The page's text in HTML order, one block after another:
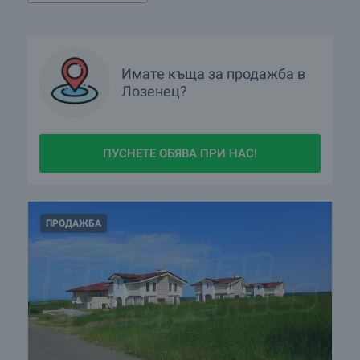
Какви луксозни имоти се предлагат в Лозенец?
Какви къщи се предлагат в Лозенец?
Имате къща за продажба в
Лозенец?
ПУСНЕТЕ ОБЯВА ПРИ НАС!
ПРОДАЖБА